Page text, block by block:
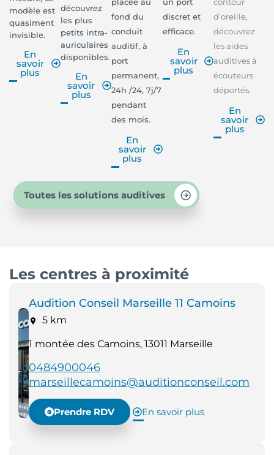
modèle est
quasiment
invisible.
En
savoir
plus
découvrez
les plus
petits intra-
auriculaires
disponibles.
En
savoir
plus
fond du
conduit
auditif, à
port
permanent,
24h /24, 7j/7
pendant
des mois.
En
savoir
plus
discret et
efficace.
En
savoir
plus
d’oreille,
découvrez
les aides
auditives à
écouteurs
déportés.
En
savoir
plus
Toutes les solutions auditives
Les centres à proximité
Audition Conseil Marseille 11 Camoins
5 km
1 montée des Camoins, 13011 Marseille
0484900046
marseillecamoins@auditionconseil.com
Prendre RDV En savoir plus